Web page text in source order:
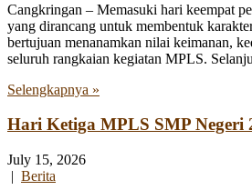
Cangkringan – Memasuki hari keempat
yang dirancang untuk membentuk
bertujuan menanamkan nilai keimanan,
seluruh rangkaian kegiatan MPLS.
Selengkapnya »
Hari Ketiga MPLS SMP
July 15, 2026
| Berita